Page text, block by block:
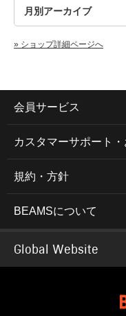
» ショップ詳細ページへ
会員サービス
カスタマーサポート
規約・方針
BEAMSについて
Global Website